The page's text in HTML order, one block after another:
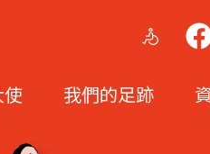
我們的足跡